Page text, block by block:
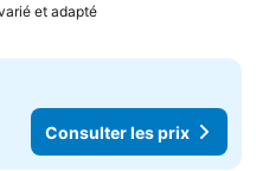
et adaptéConsulter les prix
Consulter les prix